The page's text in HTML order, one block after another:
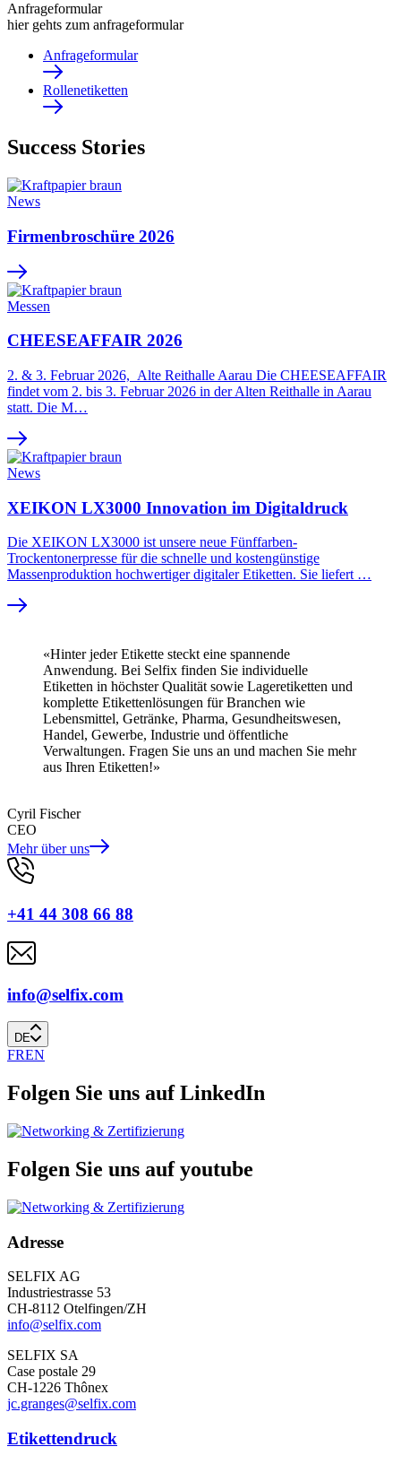
Anfrageformular
hier gehts zum anfrageformular
Anfrageformular
Rollenetiketten
Success Stories
News
Firmenbroschüre 2026
Messen
CHEESEAFFAIR 2026
2. & 3. Februar 2026, Alte Reithalle Aarau Die CHEESEAFFAIR
findet vom 2. bis 3. Februar 2026 in der Alten Reithalle in Aarau
statt. Die M…
News
XEIKON LX3000 Innovation im Digitaldruck
Die XEIKON LX3000 ist unsere neue Fünffarben-
Trockentonerpresse für die schnelle und kostengünstige
Massenproduktion hochwertiger digitaler Etiketten. Sie liefert …
«Hinter jeder Etikette steckt eine spannende
Anwendung. Bei Selfix finden Sie individuelle
Etiketten in höchster Qualität sowie Lageretiketten und
komplette Etikettenlösungen für Branchen wie
Lebensmittel, Getränke, Pharma, Gesundheitswesen,
Handel, Gewerbe, Industrie und öffentliche
Verwaltungen. Fragen Sie uns an und machen Sie mehr
aus Ihren Etiketten!»
Cyril Fischer
CEO
Mehr über uns
+41 44 308 66 88
info@selfix.com
DE
FREN
Folgen Sie uns auf LinkedIn
Folgen Sie uns auf youtube
Adresse
SELFIX AG
Industriestrasse 53
CH-8112 Otelfingen/ZH
info@selfix.com
SELFIX SA
Case postale 29
CH-1226 Thônex
jc.granges@selfix.com
Etikettendruck